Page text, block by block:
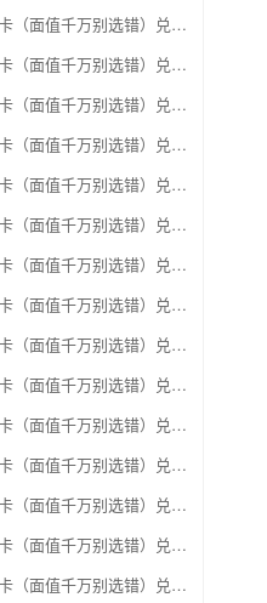
移动充值卡（面值千万别选错）兑换大众E卡通
移动充值卡（面值千万别选错）兑换杭州市民卡
移动充值卡（面值千万别选错）兑换驴妈妈礼品卡
移动充值卡（面值千万别选错）兑换永辉超市卡（限实体卡）
移动充值卡（面值千万别选错）兑换中百超市购物卡
移动充值卡（面值千万别选错）兑换爱奇艺会员激活码
移动充值卡（面值千万别选错）兑换腾讯视频会员激活码
移动充值卡（面值千万别选错）兑换优酷会员激活码
移动充值卡（面值千万别选错）兑换搜狐视频
移动充值卡（面值千万别选错）兑换芒果TV
移动充值卡（面值千万别选错）兑换QQ音乐
移动充值卡（面值千万别选错）兑换酷狗音乐
移动充值卡（面值千万别选错）兑换周黑鸭
移动充值卡（面值千万别选错）兑换一号店礼品卡
移动充值卡（面值千万别选错）兑换亚马逊（只要实体卡）